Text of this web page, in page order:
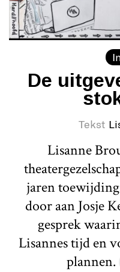
De
Tekst
Lisanne
jaren
door aan Josje
gesprek
Lisannes tijd en
plannen.